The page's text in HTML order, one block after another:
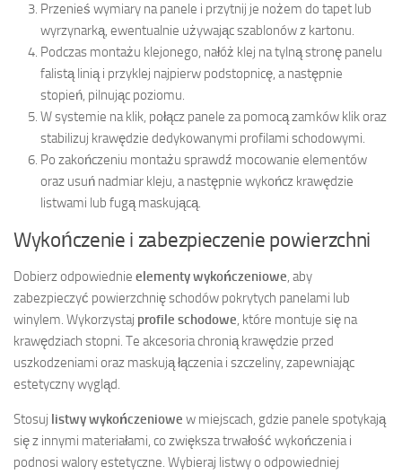
Przenieś wymiary na panele i przytnij je nożem do tapet lub
wyrzynarką, ewentualnie używając szablonów z kartonu.
Podczas montażu klejonego, nałóż klej na tylną stronę panelu
falistą linią i przyklej najpierw podstopnicę, a następnie
stopień, pilnując poziomu.
W systemie na klik, połącz panele za pomocą zamków klik oraz
stabilizuj krawędzie dedykowanymi profilami schodowymi.
Po zakończeniu montażu sprawdź mocowanie elementów
oraz usuń nadmiar kleju, a następnie wykończ krawędzie
listwami lub fugą maskującą.
Wykończenie i zabezpieczenie powierzchni
Dobierz odpowiednie elementy wykończeniowe , aby
zabezpieczyć powierzchnię schodów pokrytych panelami lub
winylem. Wykorzystaj profile schodowe , które montuje się na
krawędziach stopni. Te akcesoria chronią krawędzie przed
uszkodzeniami oraz maskują łączenia i szczeliny, zapewniając
estetyczny wygląd.
Stosuj listwy wykończeniowe w miejscach, gdzie panele spotykają
się z innymi materiałami, co zwiększa trwałość wykończenia i
podnosi walory estetyczne. Wybieraj listwy o odpowiedniej